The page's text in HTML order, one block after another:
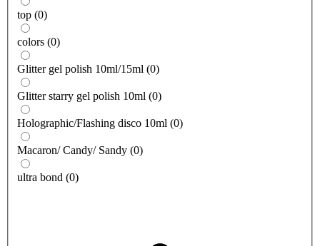
top (0)
colors (0)
Glitter gel polish 10ml/15ml (0)
Glitter starry gel polish 10ml (0)
Holographic/Flashing disco 10ml (0)
Macaron/ Candy/ Sandy (0)
ultra bond (0)